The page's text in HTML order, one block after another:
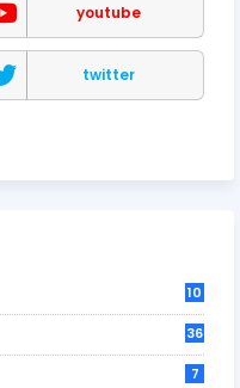
youtube
twitter
10
36
7